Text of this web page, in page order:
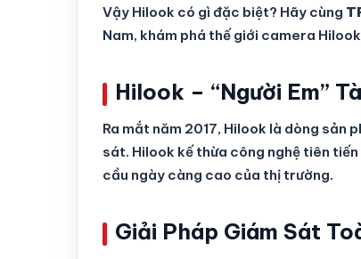
Vậy Hilook có gì đặc biệt? Hãy cùng
Nam, khám phá thế giới camera
Hilook – “Người Em”
Ra mắt năm 2017, Hilook là dòng sản
sát. Hilook kế thừa công nghệ tiên
cầu ngày càng cao của thị trường.
Giải Pháp Giám Sát